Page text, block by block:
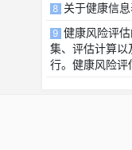
8 关于健康信
9 健康风险评
集、评估计算以
行。健康风险评